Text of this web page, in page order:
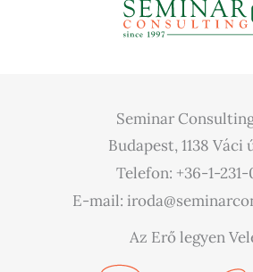
Seminar
Budapest, 1138 Váci
Telefon: +36-1-
E-mail:
Az Erő legyen